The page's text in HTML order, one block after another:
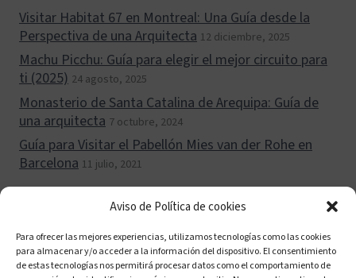
Aviso de Política de cookies
Para ofrecer las mejores experiencias, utilizamos tecnologías como las cookies
para almacenar y/o acceder a la información del dispositivo. El consentimiento
de estas tecnologías nos permitirá procesar datos como el comportamiento de
Visitar Habitat 67 en Montreal: Una Guía desde la
Perspectiva de una Arquitecta 12 diciembre, 2025
Machu Picchu: Guía para elegir el mejor circuito para
ti (2025) 24 agosto, 2025
Monasterio de Santa Catalina de Arequipa: Guía de
una arquitecta 7 octubre, 2024
Guía para Visitar el Pabellón Mies van der Rohe en
Barcelona 11 julio, 2021
Política de cookies (UE)
Políticas de privacidad